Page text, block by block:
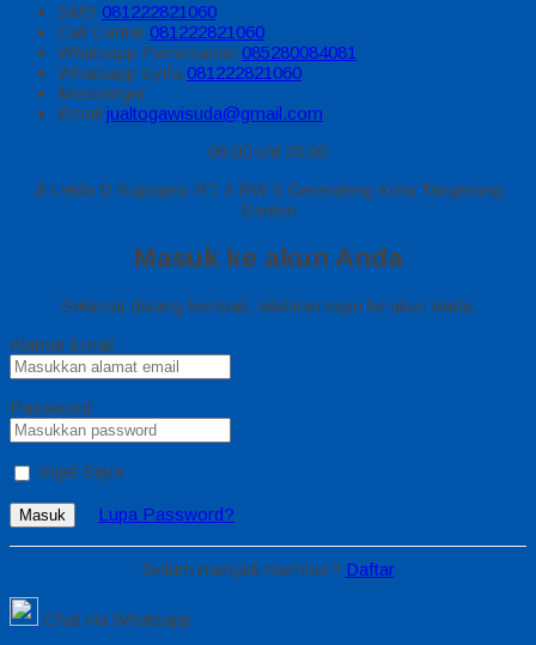
SMS 081222821060
Call Center 081222821060
Whatsapp Pemesanan 085280084081
Whatsapp Syifa 081222821060
Messenger
Email jualtogawisuda@gmail.com
08.00 s/d 20.00
Jl Letda D Suprapto RT 3 RW 5 Gerendeng Kota Tangerang
Banten
Masuk ke akun Anda
Selamat datang kembali, silahkan login ke akun Anda.
Alamat Email
Password
Ingat Saya
Masuk Lupa Password?
Belum menjadi member? Daftar
Chat via Whatsapp